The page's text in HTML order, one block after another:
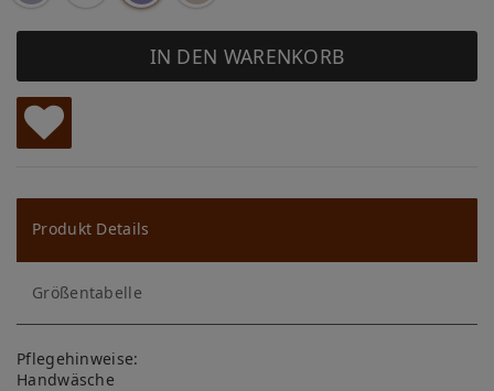
IN DEN WARENKORB
W
u
ns
ch
lis
te
Produkt Details
Größentabelle
Pflegehinweise:
Handwäsche